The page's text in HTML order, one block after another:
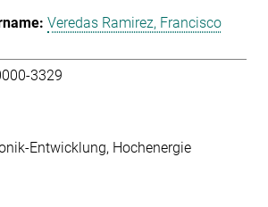
Veredas Ramirez, Francisco
3329
Entwicklung Hochenergie